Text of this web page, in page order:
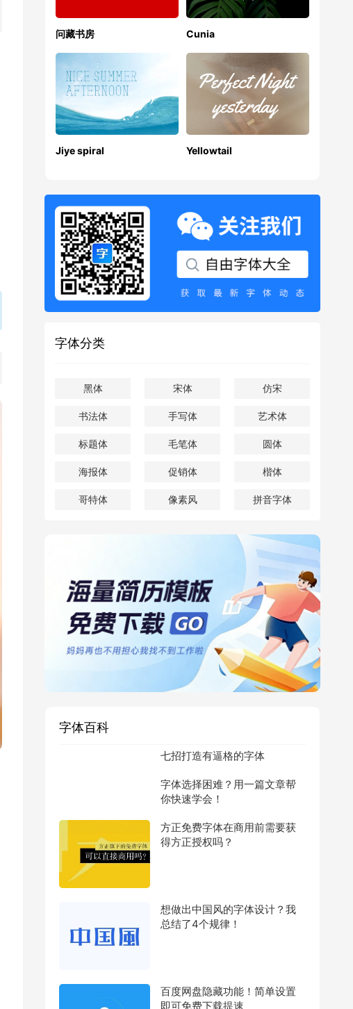
问藏书房 Cunia
Jiye spiral Yellowtail
字体分类
黑体 宋体 仿宋
书法体 手写体 艺术体
标题体 毛笔体 圆体
海报体 促销体 楷体
哥特体 像素风 拼音字体
字体百科
七招打造有逼格的字体
字体选择困难？用一篇文章帮
你快速学会！
方正免费字体在商用前需要获
得方正授权吗？
想做出中国风的字体设计？我
总结了4个规律！
百度网盘隐藏功能！简单设置
即可免费下载提速